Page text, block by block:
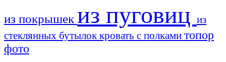
из покрышек из пуговиц из
стеклянных бутылоккровать с полками топор
фото